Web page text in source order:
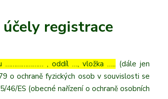
registrace
………………… , oddíl …, vložka ….. (dále jen
o ochraně fyzických osob v souvislosti se
ES (obecné nařízení o ochraně osobních